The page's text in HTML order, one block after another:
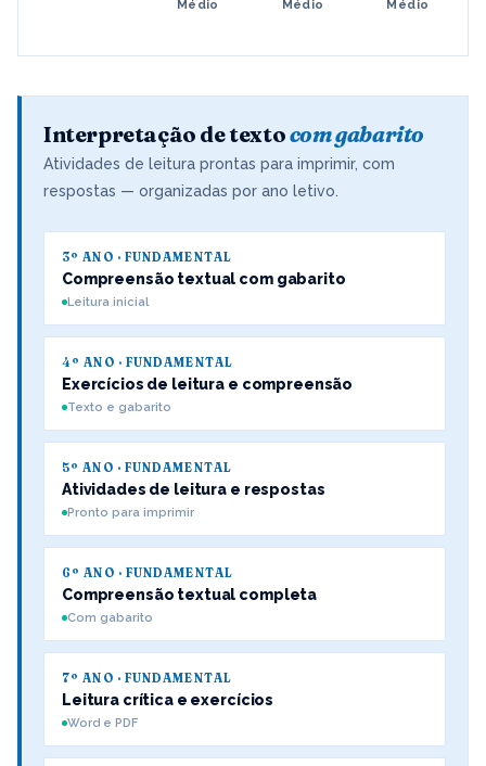
Médio
Médio
Médio
Interpretação de textocom gabarito
Atividades de leitura prontas para imprimir, com
respostas — organizadas por ano letivo.
3º ANO · FUNDAMENTAL
Compreensão textual com gabarito
Leitura inicial
4º ANO · FUNDAMENTAL
Exercícios de leitura e compreensão
Texto e gabarito
5º ANO · FUNDAMENTAL
Atividades de leitura e respostas
Pronto para imprimir
6º ANO · FUNDAMENTAL
Compreensão textual completa
Com gabarito
7º ANO · FUNDAMENTAL
Leitura crítica e exercícios
Word e PDF